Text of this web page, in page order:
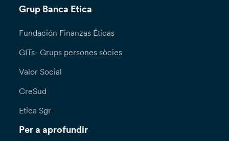
Grup Banca Etica
Fundación Finanzas Éticas
GITs- Grups persones sòcies
Valor Social
CreSud
Etica Sgr
Per a aprofundir